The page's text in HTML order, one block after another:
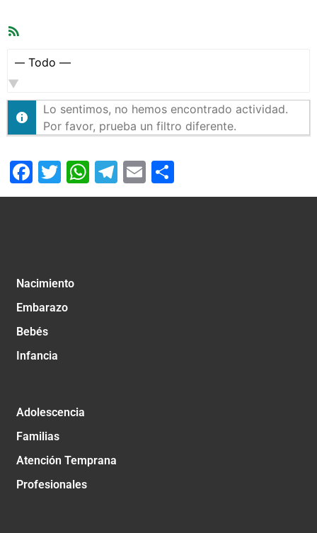
Mostrar:
Lo sentimos, no hemos encontrado actividad.
Por favor, prueba un filtro diferente.
Facebook
Twitter
WhatsApp
Telegram
Email
Nacimiento
Embarazo
Bebés
Infancia
Adolescencia
Familias
Atención Temprana
Profesionales